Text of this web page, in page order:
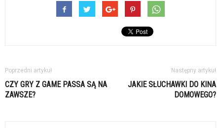
Poprzedni artykuł
CZY GRY Z GAME PASSA SĄ NA
ZAWSZE?
Następny artykuł
JAKIE SŁUCHAWKI DO KINA
DOMOWEGO?